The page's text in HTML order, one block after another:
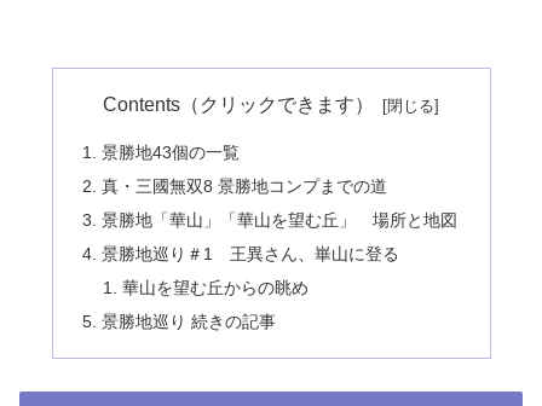
Contents（クリックできます）
景勝地43個の一覧
真・三國無双8 景勝地コンプまでの道
景勝地「華山」「華山を望む丘」 場所と地図
景勝地巡り＃1 王異さん、崋山に登る
華山を望む丘からの眺め
景勝地巡り 続きの記事